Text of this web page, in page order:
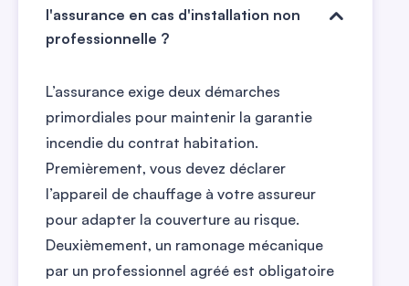
l'assurance en cas d'installation non
professionnelle ?
L’assurance exige deux démarches
primordiales pour maintenir la garantie
incendie du contrat habitation.
Premièrement, vous devez déclarer
l’appareil de chauffage à votre assureur
pour adapter la couverture au risque.
Deuxièmement, un ramonage mécanique
par un professionnel agréé est obligatoire